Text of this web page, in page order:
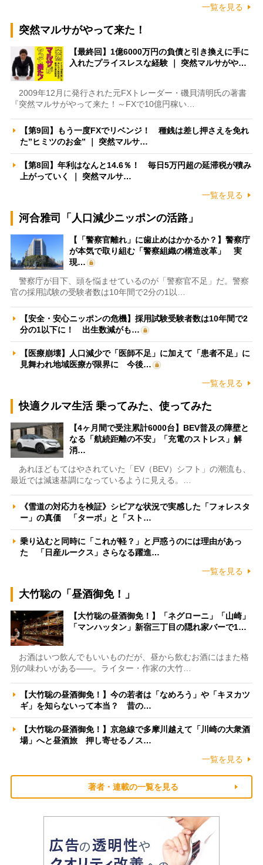
一覧を見る
突然マルサがやって来た！
【最終回】1億6000万円の負債と引き換えに手に
入れたプライスレスな経験 ｜ 突然マルサがや…
2009年12月に発行された元FXトレーダー・磯貝清明氏の著書
『突然マルサがやって来た！～FXで10億円稼い…
【第9回】もう一度FXでリベンジ！ 種銭は差し押さえを免れ
た”ヒミツのお金” ｜ 突然マルサ…
【第8回】年利はなんと14.6％！ 毎日5万円超の延滞税が積み
上がっていく ｜ 突然マルサ…
一覧を見る
河合雅司「人口減少ニッポンの活路」
【「警察官離れ」に歯止めはかかるか？】警察庁
が本気で取り組む「警察組織の構造改革」 実
現…
警察庁が目下、頭を悩ませているのが「警察官不足」だ。警察
官の採用試験の受験者数は10年間で2分の1以…
【安全・安心ニッポンの危機】採用試験受験者数は10年間で2
分の1以下に！ 出生数減がも…
【医療崩壊】人口減少で「医師不足」に加えて「患者不足」に
見舞われ地域医療が限界に 今後…
一覧を見る
快適クルマ生活 乗ってみた、使ってみた
【4ヶ月間で受注累計6000台】BEV普及の障壁と
なる「航続距離の不安」「充電のストレス」解
消…
あれほどもてはやされていた「EV（BEV）シフト」の潮流も、
最近では減速基調になっているように見える。…
《雪道の対応力を検証》シビアな状況で実感した「フォレスタ
ー」の真価 「ターボ」と「スト…
乗り込むと同時に「これが軽？」と戸惑うのには理由があっ
た 「日産ルークス」さらなる躍進…
一覧を見る
大竹聡の「昼酒御免！」
【大竹聡の昼酒御免！】「ネグローニ」「山崎」
「マンハッタン」新宿三丁目の隠れ家バーで1…
お酒はいつ飲んでもいいものだが、昼から飲むお酒にはまた格
別の味わいがある――。ライター・作家の大竹…
【大竹聡の昼酒御免！】今の若者は「なめろう」や「キヌカツ
ギ」を知らないって本当？ 昔の…
【大竹聡の昼酒御免！】京急線で多摩川越えて「川崎の大衆酒
場」へと昼酒旅 押し寄せるノス…
一覧を見る
著者・連載の一覧を見る